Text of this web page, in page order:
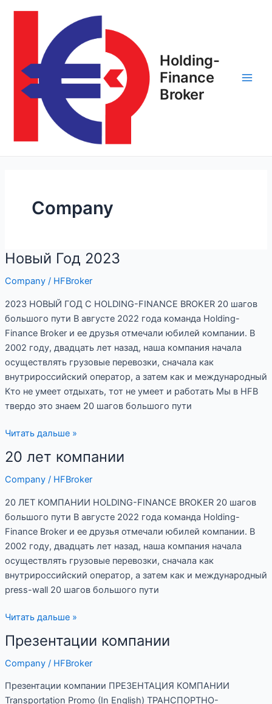
содержимому
Holding-
Finance
Broker
Company
Новый Год 2023
Company/ HFBroker
2023 НОВЫЙ ГОД С HOLDING-FINANCE BROKER 20 шагов
большого пути В августе 2022 года команда Holding-
Finance Broker и ее друзья отмечали юбилей компании. В
2002 году, двадцать лет назад, наша компания начала
осуществлять грузовые перевозки, сначала как
внутрироссийский оператор, а затем как и международный
Кто не умеет отдыхать, тот не умеет и работать Мы в HFB
твердо это знаем 20 шагов большого пути
Новый
2023
Читать дальше »
20 лет компании
Company/ HFBroker
20 ЛЕТ КОМПАНИИ HOLDING-FINANCE BROKER 20 шагов
большого пути В августе 2022 года команда Holding-
Finance Broker и ее друзья отмечали юбилей компании. В
2002 году, двадцать лет назад, наша компания начала
осуществлять грузовые перевозки, сначала как
внутрироссийский оператор, а затем как и международный
press-wall 20 шагов большого пути
20
компании
Читать дальше »
Презентации компании
Company/ HFBroker
Презентации компании ПРЕЗЕНТАЦИЯ КОМПАНИИ
Transportation Promo (In English) ТРАНСПОРТНО-
Презентации